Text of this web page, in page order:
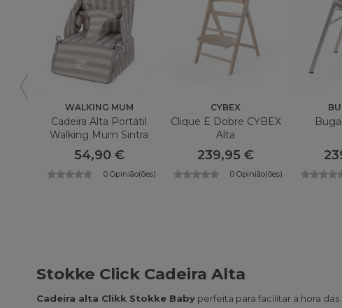
WALKING MUM
Cadeira Alta Portátil
Walking Mum Sintra
54,90 €
0 Opinião(ões)
CYBEX
Clique E Dobre CYBEX
Alta
239,95 €
0 Opinião(ões)
Stokke Click Cadeira Alta
Cadeira alta Clikk Stokke Baby perfeita para facilitar a hora